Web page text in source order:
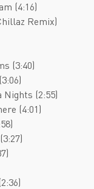
(4:16)
Remix)
(3:40)
Nights (2:55)
(4:01)